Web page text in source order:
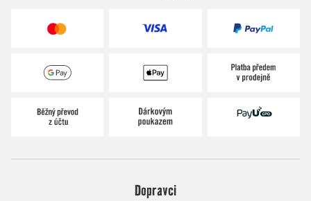
Dopravci